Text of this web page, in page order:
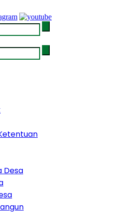
Desa